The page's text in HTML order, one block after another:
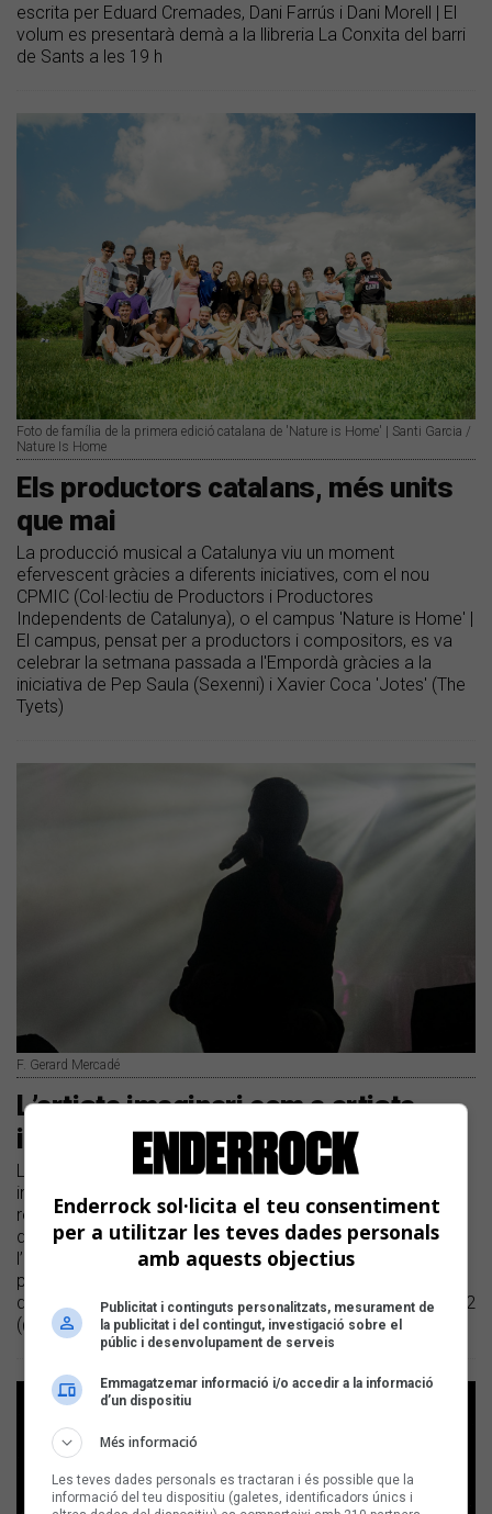
escrita per Eduard Cremades, Dani Farrús i Dani Morell | El
volum es presentarà demà a la llibreria La Conxita del barri
de Sants a les 19 h
Foto de família de la primera edició catalana de 'Nature is Home' | Santi Garcia /
Nature Is Home
Els productors catalans, més units
que mai
La producció musical a Catalunya viu un moment
efervescent gràcies a diferents iniciatives, com el nou
CPMIC (Col·lectiu de Productors i Productores
Independents de Catalunya), o el campus 'Nature is Home' |
El campus, pensat per a productors i compositors, es va
celebrar la setmana passada a l'Empordà gràcies a la
iniciativa de Pep Saula (Sexenni) i Xavier Coca 'Jotes' (The
Tyets)
F. Gerard Mercadé
L’artista imaginari com a artista
ideal
L’antropòloga social i cultural, a més de docent i
investigadora de la Universitat d’Andorra, Ingrid Blanc
reflexiona sobre els drets culturals de les persones amb
discapacitat | En aquest primer article, Blanc se centra en
l’accés, representació i participació en la cultura de les
persones amb discapacitat | Ingrid Blanc és, a més, mare
de l’Aleix, que conviu amb la síndrome de duplicació MECP2
(@about_aleix)
Enderrock sol·licita el teu consentiment
per a utilitzar les teves dades personals
amb aquests objectius
Publicitat i continguts personalitzats, mesurament de
la publicitat i del contingut, investigació sobre el
públic i desenvolupament de serveis
Emmagatzemar informació i/o accedir a la informació
d’un dispositiu
Més informació
Les teves dades personals es tractaran i és possible que la
informació del teu dispositiu (galetes, identificadors únics i